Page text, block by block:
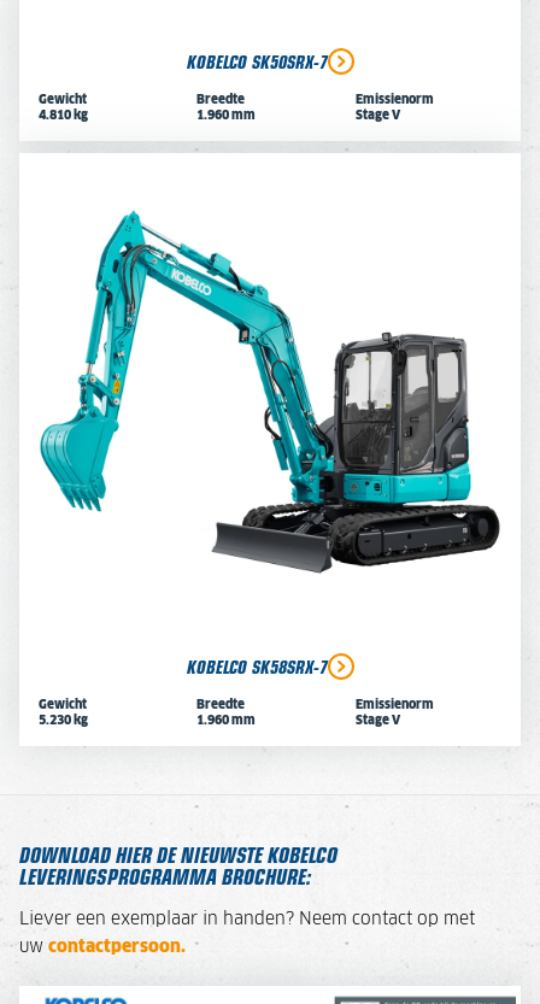
KOBELCO SK50SRX-7
Gewicht
4.810 kg
Breedte
1.960 mm
Emissienorm
Stage V
KOBELCO SK58SRX-7
Gewicht
5.230 kg
Breedte
1.960 mm
Emissienorm
Stage V
DOWNLOAD HIER DE NIEUWSTE KOBELCO
LEVERINGSPROGRAMMA BROCHURE:
Liever een exemplaar in handen? Neem contact op met
uw contactpersoon.